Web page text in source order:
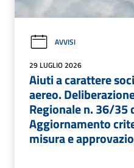
AVVISI
29 LUGLIO 2026
Aiuti a carattere
aereo.
Regionale n. 36/35
Aggiornamento
misura e